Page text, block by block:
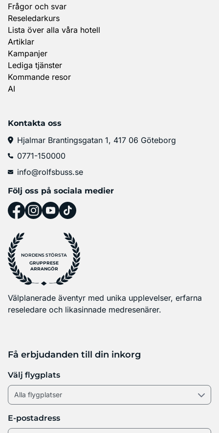
Frågor och svar
Reseledarkurs
Lista över alla våra hotell
Artiklar
Kampanjer
Lediga tjänster
Kommande resor
AI
Kontakta oss
Hjalmar Brantingsgatan 1, 417 06 Göteborg
0771-150000
info@rolfsbuss.se
Följ oss på sociala medier
NORDENS STÖRSTA
GRUPPRESE
ARRANGÖR
Välplanerade äventyr med unika upplevelser, erfarna
reseledare och likasinnade medresenärer.
Få erbjudanden till din inkorg
Välj flygplats
E-postadress